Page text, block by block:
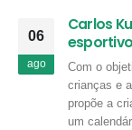
06
ago
Carlos
Com o
crianças e
propõe a
um